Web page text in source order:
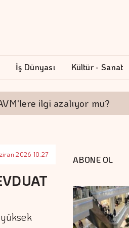
İş Dünyası Kültür - Sanat
ilgi azalıyor mu?
2026 10:27 ABONE OL